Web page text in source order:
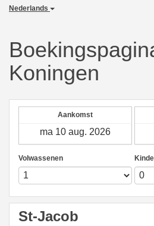
Nederlands
Koningen
Aankomst
Volwassenen
St-Jacob